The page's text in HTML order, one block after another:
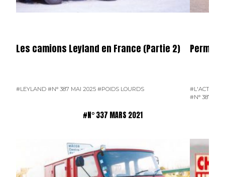
Les camions Leyland en France (Partie 2)
#LEYLAND #N° 387 MAI 2025 #POIDS LOURDS
Permier
#N° 387 MAI
#N° 337 MARS 2021